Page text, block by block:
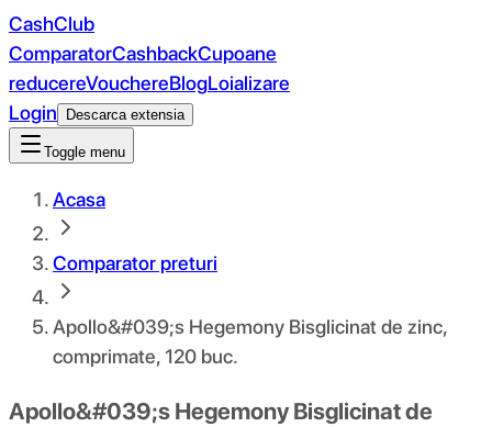
CashClub
ComparatorCashbackCupoane
reducereVouchereBlogLoializare
Login
Descarca extensia
Toggle menu
Acasa
Comparator preturi
Apollo&#039;s Hegemony Bisglicinat de zinc,
comprimate, 120 buc.
Apollo&#039;s Hegemony Bisglicinat de